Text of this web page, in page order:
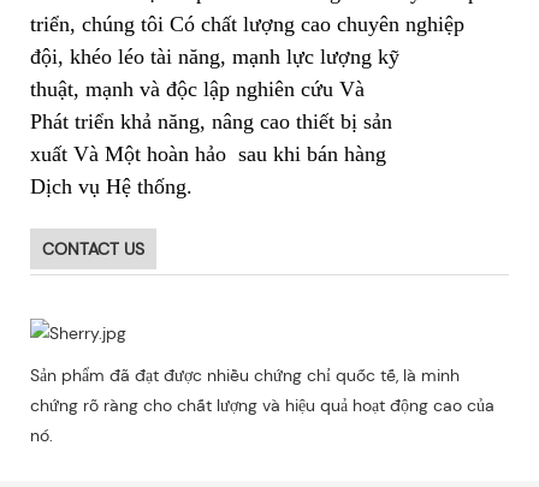
triển, chúng tôi Có chất lượng cao chuyên nghiệp
đội, khéo léo tài năng, mạnh lực lượng kỹ
thuật, mạnh và độc lập nghiên cứu Và
Phát triển khả năng, nâng cao thiết bị sản
xuất Và Một hoàn hảo sau khi bán hàng
Dịch vụ Hệ thống.
CONTACT US
Sản phẩm đã đạt được nhiều chứng chỉ quốc tế, là minh
chứng rõ ràng cho chất lượng và hiệu quả hoạt động cao của
nó.